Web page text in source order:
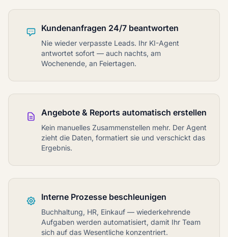
Kundenanfragen 24/7 beantworten
Nie wieder verpasste Leads. Ihr KI-Agent
antwortet sofort — auch nachts, am
Wochenende, an Feiertagen.
Angebote & Reports automatisch erstellen
Kein manuelles Zusammenstellen mehr. Der Agent
zieht die Daten, formatiert sie und verschickt das
Ergebnis.
Interne Prozesse beschleunigen
Buchhaltung, HR, Einkauf — wiederkehrende
Aufgaben werden automatisiert, damit Ihr Team
sich auf das Wesentliche konzentriert.